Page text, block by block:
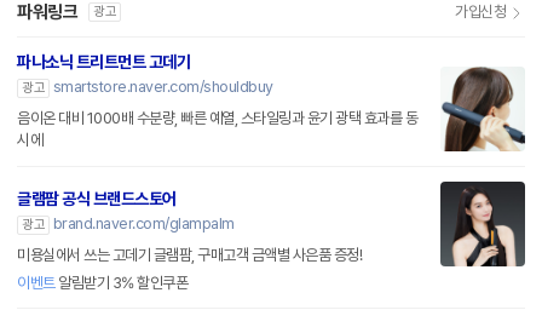
파워링크 광고 가입신청
파나소닉 트리트먼트 고데기
광고 smartstore.naver.com/shouldbuy
음이온 대비 1000배 수분량, 빠른 예열, 스타일링과 윤기 광택 효과를 동
시에
글램팜 공식 브랜드스토어
광고
brand.naver.com/glampalm
미용실에서 쓰는 고데기 글램팜, 구매고객 금액별 사은품 증정!
이벤트알림받기 3% 할인쿠폰